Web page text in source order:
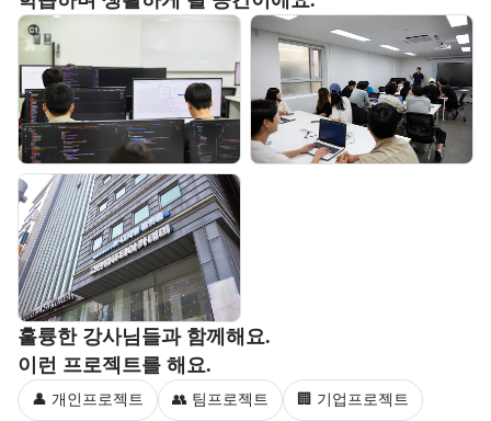
교육 환경 사진 목록
훌륭한 강사님들과 함께해요.
부트캠프 강사 정보를 목록으로 안내한다.
이런 프로젝트를 해요.
부트캠프 과정에서 진행하는 프로젝트 유형을 안내한다.
👤 개인프로젝트 👥 팀프로젝트 🏢 기업프로젝트